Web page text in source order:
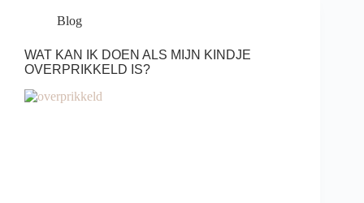
Blog
WAT KAN IK DOEN ALS MIJN KINDJE
OVERPRIKKELD IS?